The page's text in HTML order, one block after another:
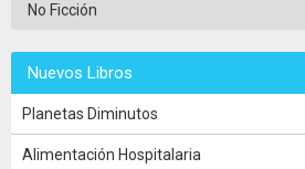
No Ficción
Nuevos Libros
Planetas Diminutos
Alimentación Hospitalaria